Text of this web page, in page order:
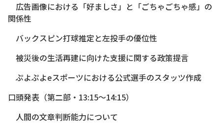
広告画像における「好ましさ」と「ごちゃごちゃ感」の
関係性
バックスピン打球推定と左投手の優位性
被災後の生活再建に向けた支援に関する政策提言
ぷよぷよeスポーツにおける公式選手のスタッツ作成
口頭発表（第二部・13:15～14:15）
人間の文章判断能力について